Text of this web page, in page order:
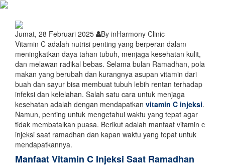
Jumat, 28 Februari 2025
By inHarmony Clinic
Vitamin C adalah nutrisi penting yang berperan dalam
meningkatkan daya tahan tubuh, menjaga kesehatan kulit,
dan melawan radikal bebas. Selama bulan Ramadhan, pola
makan yang berubah dan kurangnya asupan vitamin dari
buah dan sayur bisa membuat tubuh lebih rentan terhadap
infeksi dan kelelahan. Salah satu cara untuk menjaga
kesehatan adalah dengan mendapatkan vitamin C injeksi.
Namun, penting untuk mengetahui waktu yang tepat agar
tidak membatalkan puasa. Berikut adalah manfaat vitamin c
injeksi saat ramadhan dan kapan waktu yang tepat untuk
mendapatkannya.
Manfaat Vitamin C Injeksi Saat Ramadhan